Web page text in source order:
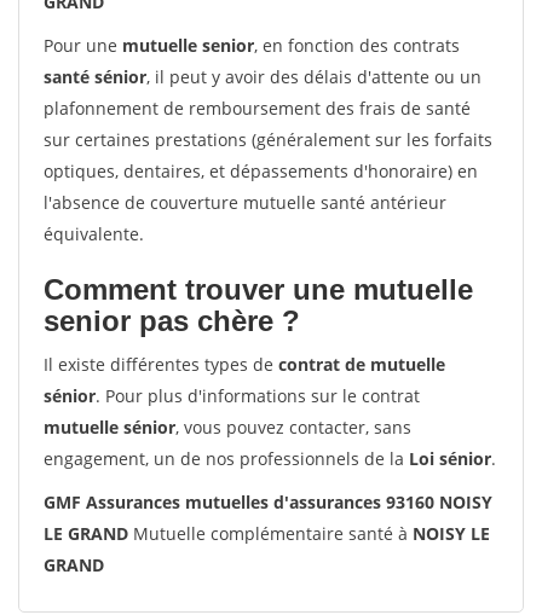
Pour une mutuelle senior, en fonction des contrats
santé sénior, il peut y avoir des délais d'attente ou un
plafonnement de remboursement des frais de santé
sur certaines prestations (généralement sur les forfaits
optiques, dentaires, et dépassements d'honoraire) en
l'absence de couverture mutuelle santé antérieur
équivalente.
Comment trouver une mutuelle
senior pas chère ?
Il existe différentes types de contrat de mutuelle
sénior. Pour plus d'informations sur le contrat
mutuelle sénior, vous pouvez contacter, sans
engagement, un de nos professionnels de la Loi sénior.
GMF Assurances mutuelles d'assurances 93160 NOISY
LE GRAND Mutuelle complémentaire santé à NOISY LE
GRAND